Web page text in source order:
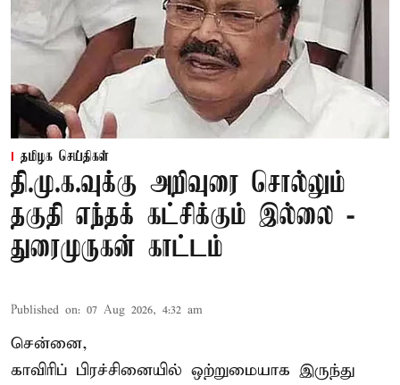
தமிழக செய்திகள்
தி.மு.க.வுக்கு அறிவுரை சொல்லும்
தகுதி எந்தக் கட்சிக்கும் இல்லை -
துரைமுருகன் காட்டம்
Published on: 07 Aug 2026, 4:32 am
சென்னை,
காவிரிப் பிரச்சினையில் ஒற்றுமையாக இருந்து